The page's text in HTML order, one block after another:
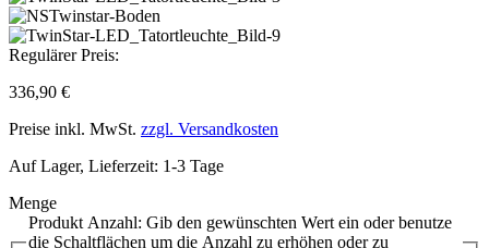
Regulärer Preis:
336,90 €
Preise inkl. MwSt. zzgl. Versandkosten
Auf Lager, Lieferzeit: 1-3 Tage
Menge
Produkt Anzahl: Gib den gewünschten Wert ein oder benutze
die Schaltflächen um die Anzahl zu erhöhen oder zu